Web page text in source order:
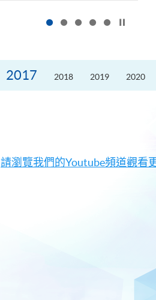
2017 2018 2019 2020
請瀏覽我們的Youtube頻道觀看